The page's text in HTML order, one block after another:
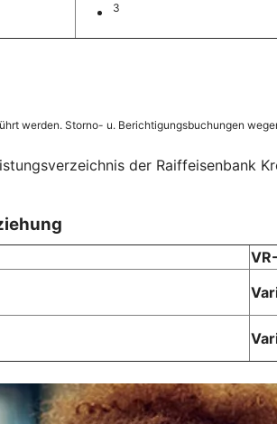
3
werden. Storno- u. Berichtigungsbuchungen
der Raiffeisenbank